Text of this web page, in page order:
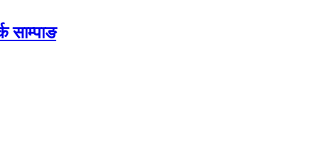
साम्पाङ